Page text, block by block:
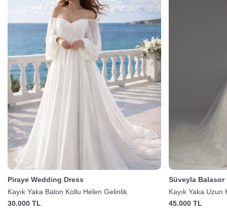
Piraye Wedding Dress
Kayık Yaka Balon Kollu Helen Gelinlik
30.000 TL
Süveyla Balasor
Kayık Yaka
45.000 TL